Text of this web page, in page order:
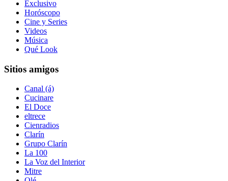
Exclusivo
Horóscopo
Cine y Series
Videos
Música
Qué Look
Sitios amigos
Canal (á)
Cucinare
El Doce
eltrece
Cienradios
Clarín
Grupo Clarín
La 100
La Voz del Interior
Mitre